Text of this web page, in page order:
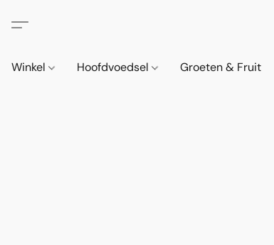
Winkel Hoofdvoedsel Groeten & Fruit